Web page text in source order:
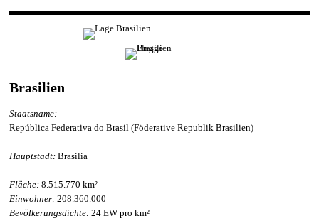
Brasilien
Staatsname:
República Federativa do Brasil (Föderative Republik Brasilien)
Hauptstadt: Brasilia
Fläche: 8.515.770 km²
Einwohner: 208.360.000
Bevölkerungsdichte: 24 EW pro km²